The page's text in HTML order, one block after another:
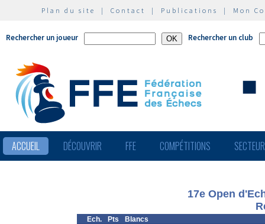
Plan du site | Contact | Publications | Mon
Rechercher un joueur Rechercher un club
ACCUEIL DÉCOUVRIR FFE COMPÉTITIONS
17e Open
Ech. Pts
Blancs